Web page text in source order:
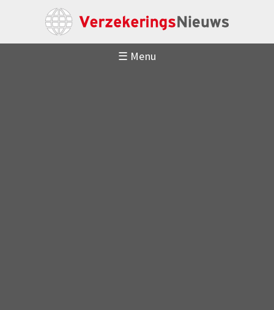
☰ Menu